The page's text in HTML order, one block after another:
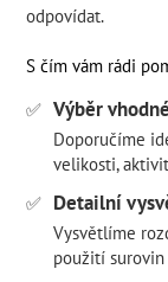
odpovídat.
S čím vám rádi
✅ Výběr
Doporučíme
velikosti,
✅ Detailní
Vysvětlíme
použití